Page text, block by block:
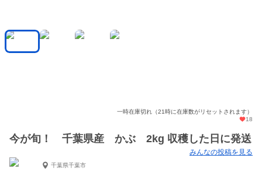
一時在庫切れ（21時に在庫数がリセットされます）
18
今が旬！ 千葉県産 かぶ 2kg 収穫した日に発送
みんなの投稿を見る
千葉県千葉市